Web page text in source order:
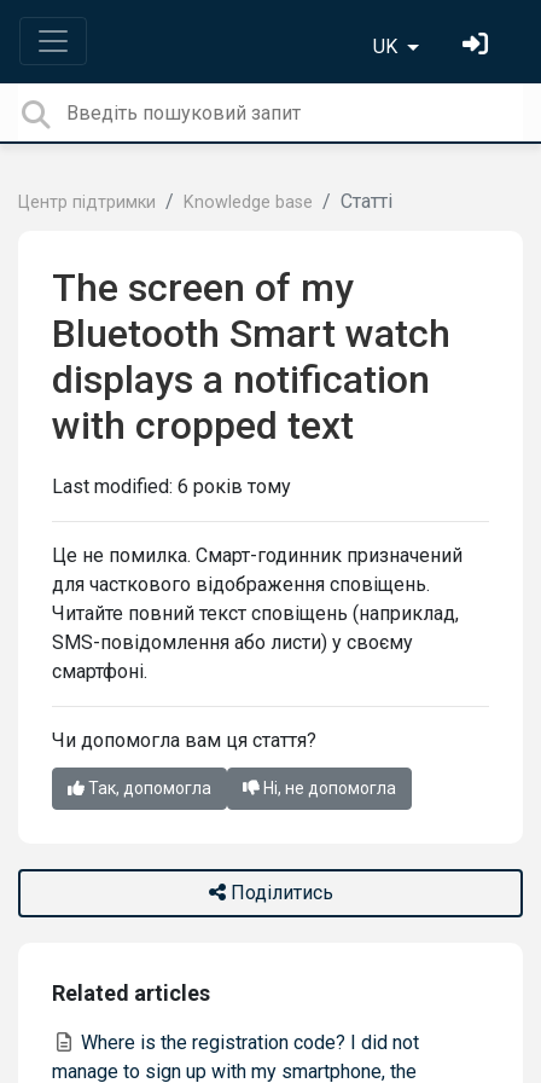
UK
Центр підтримки Knowledge base Статті
The screen of my
Bluetooth Smart watch
displays a notification
with cropped text
Last modified: 6 років тому
Це не помилка. Смарт-годинник призначений
для часткового відображення сповіщень.
Читайте повний текст сповіщень (наприклад,
SMS-повідомлення або листи) у своєму
смартфоні.
Чи допомогла вам ця стаття?
Так, допомогла Ні, не допомогла
Поділитись
Related articles
Where is the registration code? I did not
manage to sign up with my smartphone, the